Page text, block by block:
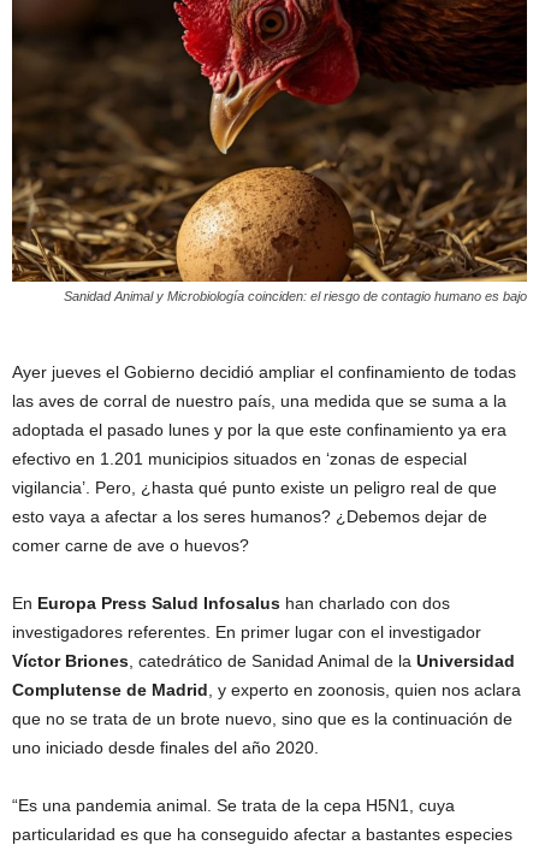
Sanidad Animal y Microbiología coinciden: el riesgo de contagio humano es bajo
Ayer jueves el Gobierno decidió ampliar el confinamiento de todas
las aves de corral de nuestro país, una medida que se suma a la
adoptada el pasado lunes y por la que este confinamiento ya era
efectivo en 1.201 municipios situados en ‘zonas de especial
vigilancia’. Pero, ¿hasta qué punto existe un peligro real de que
esto vaya a afectar a los seres humanos? ¿Debemos dejar de
comer carne de ave o huevos?
En Europa Press Salud Infosalus han charlado con dos
investigadores referentes. En primer lugar con el investigador
Víctor Briones , catedrático de Sanidad Animal de la Universidad
Complutense de Madrid , y experto en zoonosis, quien nos aclara
que no se trata de un brote nuevo, sino que es la continuación de
uno iniciado desde finales del año 2020.
“Es una pandemia animal. Se trata de la cepa H5N1, cuya
particularidad es que ha conseguido afectar a bastantes especies